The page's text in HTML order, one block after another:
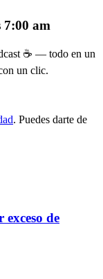
7:00 am
☕ — todo en un
un clic.
. Puedes darte de
de